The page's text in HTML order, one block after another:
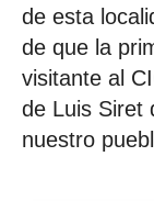
de esta
de que la
visitante al
de Luis Siret
nuestro